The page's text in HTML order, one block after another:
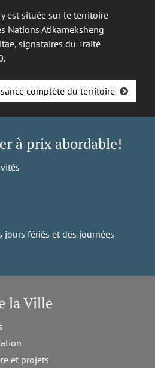
est située sur le territoire
Nations Atikameksheng
signataires du Traité
complète du territoire
à prix abordable!
jours fériés et des journées
la Ville
et projets